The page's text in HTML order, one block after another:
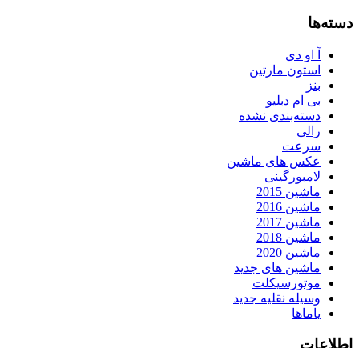
دسته‌ها
آ او دی
استون مارتین
بنز
بی ام دبلیو
دسته‌بندی نشده
رالی
سرعت
عکس های ماشین
لامبورگینی
ماشین 2015
ماشین 2016
ماشین 2017
ماشین 2018
ماشین 2020
ماشین های جدید
موتورسیکلت
وسیله نقلیه جدید
یاماها
اطلاعات